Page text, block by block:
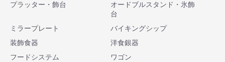
プラッター・飾台
オードブルスタンド・氷飾
台
ミラープレート
バイキングシップ
装飾食器
洋食銀器
フードシステム
ワゴン